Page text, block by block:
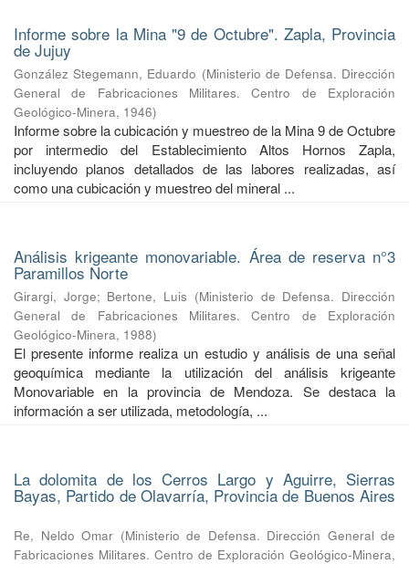
Informe sobre la Mina "9 de Octubre". Zapla, Provincia
de Jujuy
González Stegemann, Eduardo (Ministerio de Defensa. Dirección
General de Fabricaciones Militares. Centro de Exploración
Geológico-Minera, 1946)
Informe sobre la cubicación y muestreo de la Mina 9 de Octubre
por intermedio del Establecimiento Altos Hornos Zapla,
incluyendo planos detallados de las labores realizadas, así
como una cubicación y muestreo del mineral ...
Análisis krigeante monovariable. Área de reserva n°3
Paramillos Norte
Girargi, Jorge; Bertone, Luis (Ministerio de Defensa. Dirección
General de Fabricaciones Militares. Centro de Exploración
Geológico-Minera, 1988)
El presente informe realiza un estudio y análisis de una señal
geoquímica mediante la utilización del análisis krigeante
Monovariable en la provincia de Mendoza. Se destaca la
información a ser utilizada, metodología, ...
La dolomita de los Cerros Largo y Aguirre, Sierras
Bayas, Partido de Olavarría, Provincia de Buenos Aires
Re, Neldo Omar (Ministerio de Defensa. Dirección General de
Fabricaciones Militares. Centro de Exploración Geológico-Minera,